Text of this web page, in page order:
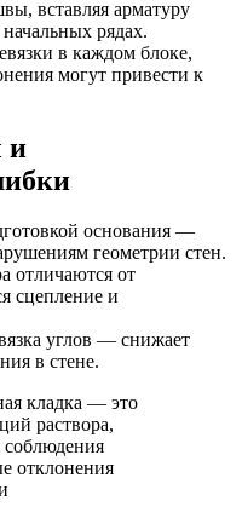
вставляя арматуру
рядах.
в каждом блоке,
могут привести к
и
основания —
геометрии стен.
отличаются от
сцепление и
углов — снижает
в стене.
кладка — это
раствора,
соблюдения
отклонения